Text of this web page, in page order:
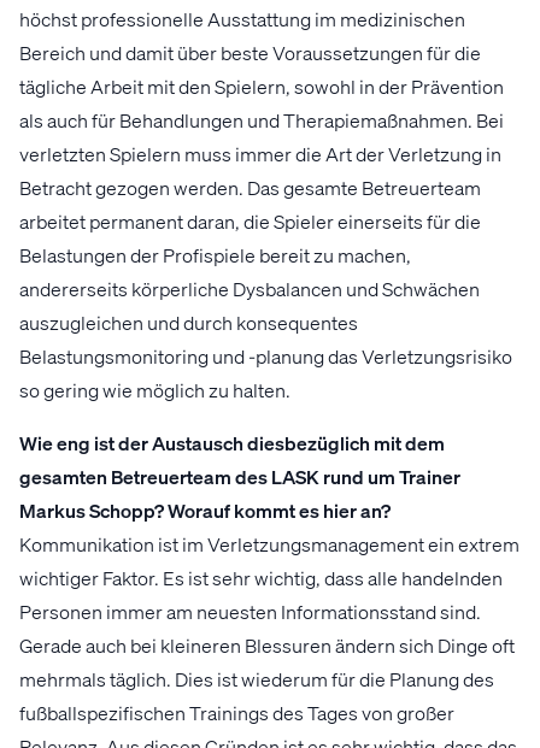
höchst professionelle Ausstattung im medizinischen
Bereich und damit über beste Voraussetzungen für die
tägliche Arbeit mit den Spielern, sowohl in der Prävention
als auch für Behandlungen und Therapiemaßnahmen. Bei
verletzten Spielern muss immer die Art der Verletzung in
Betracht gezogen werden. Das gesamte Betreuerteam
arbeitet permanent daran, die Spieler einerseits für die
Belastungen der Profispiele bereit zu machen,
andererseits körperliche Dysbalancen und Schwächen
auszugleichen und durch konsequentes
Belastungsmonitoring und -planung das Verletzungsrisiko
so gering wie möglich zu halten.
Wie eng ist der Austausch diesbezüglich mit dem
gesamten Betreuerteam des LASK rund um Trainer
Markus Schopp? Worauf kommt es hier an?
Kommunikation ist im Verletzungsmanagement ein extrem
wichtiger Faktor. Es ist sehr wichtig, dass alle handelnden
Personen immer am neuesten Informationsstand sind.
Gerade auch bei kleineren Blessuren ändern sich Dinge oft
mehrmals täglich. Dies ist wiederum für die Planung des
fußballspezifischen Trainings des Tages von großer